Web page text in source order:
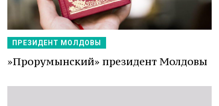
ПРЕЗИДЕНТ МОЛДОВЫ
»Прорумынский» президент Молдовы